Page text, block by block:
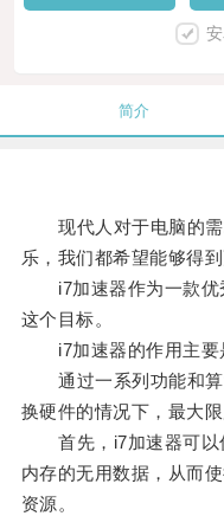
简介
现代人对于电脑的需
乐，我们都希望能够得
i7加速器作为一款优
这个目标。
i7加速器的作用主要
通过一系列功能和算
换硬件的情况下，最大
首先，i7加速器可以
内存的无用数据，从而
资源。